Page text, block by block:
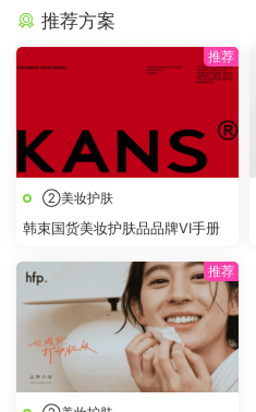
推荐方案
②美妆护肤
韩束国货美妆护肤品品牌VI手册